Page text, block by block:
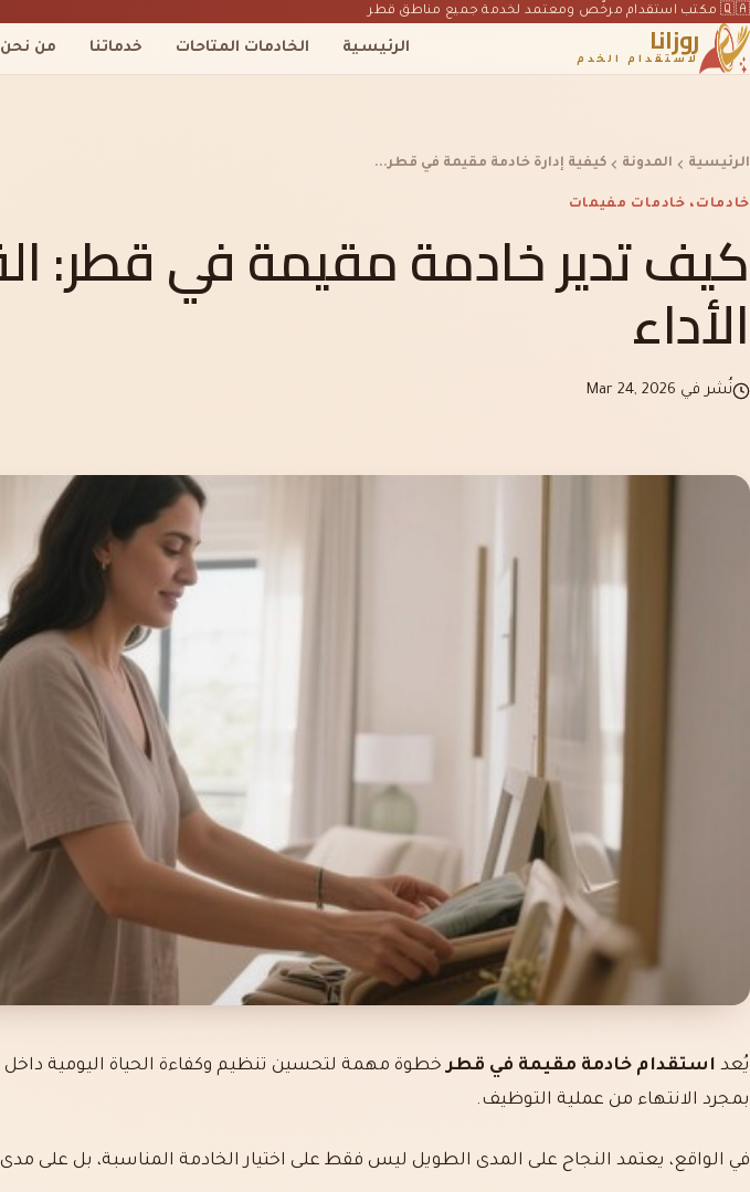
🇶🇦 مكتب استقدام مرخّص ومعتمد لخدمة جميع مناطق قطر
روزانا
لاستقدام الخدم
الرئيسية الخادمات المتاحات خدماتنا من نحن
الرئيسية المدونة كيفية إدارة خادمة مقيمة في قطر...
خادمات، خادمات مفيمات
كيف تدير خادمة مقيمة في قطر:
الأداء
نُشر في Mar 24, 2026
يُعد استقدام خادمة مقيمة في قطرخطوة مهمة لتحسين تنظيم وكفاءة الحياة اليومية
بمجرد الانتهاء من عملية التوظيف.
في الواقع، يعتمد النجاح على المدى الطويل ليس فقط على اختيار الخادمة المناسبة، بل على مدى